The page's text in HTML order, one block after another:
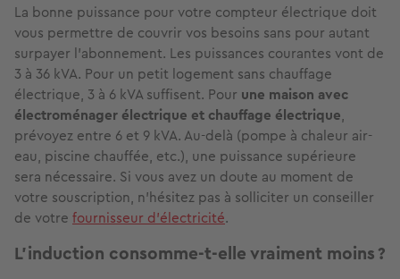
La bonne puissance pour votre compteur électrique doit
vous permettre de couvrir vos besoins sans pour autant
surpayer l’abonnement. Les puissances courantes vont de
3 à 36 kVA. Pour un petit logement sans chauffage
électrique, 3 à 6 kVA suffisent. Pour une maison avec
électroménager électrique et chauffage électrique,
prévoyez entre 6 et 9 kVA. Au-delà (pompe à chaleur air-
eau, piscine chauffée, etc.), une puissance supérieure
sera nécessaire. Si vous avez un doute au moment de
votre souscription, n’hésitez pas à solliciter un conseiller
de votre fournisseur d’électricité.
L’induction consomme‑t‑elle vraiment moins ?